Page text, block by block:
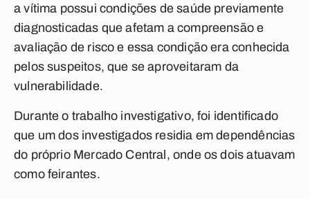
a vítima possui condições de saúde previamente
diagnosticadas que afetam a compreensão e
avaliação de risco e essa condição era conhecida
pelos suspeitos, que se aproveitaram da
vulnerabilidade.
Durante o trabalho investigativo, foi identificado
que um dos investigados residia em dependências
do próprio Mercado Central, onde os dois atuavam
como feirantes.